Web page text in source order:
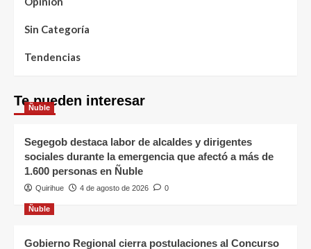
Sin Categoría
Tendencias
Te pueden interesar
Ñuble
Segegob destaca labor de alcaldes y dirigentes
sociales durante la emergencia que afectó a más de
1.600 personas en Ñuble
Quirihue 4 de agosto de 2026 0
Ñuble
Gobierno Regional cierra postulaciones al Concurso